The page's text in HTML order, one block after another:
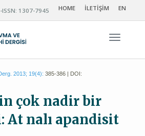
1307-7945 HOME İLETİŞİM EN
2013; 19(4): 385-386 | DOI:
çok nadir bir
At nalı apandisit